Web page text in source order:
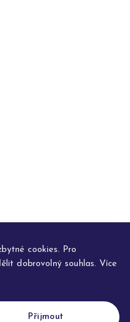
cookies. Pro
dobrovolný souhlas. Více
Přijmout